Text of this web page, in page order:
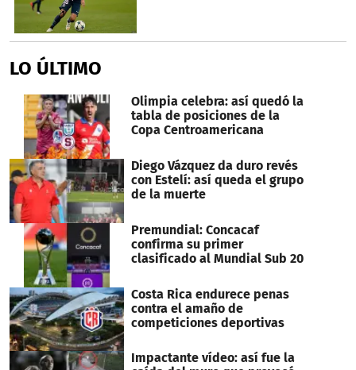
LO ÚLTIMO
Olimpia celebra: así quedó la
tabla de posiciones de la
Copa Centroamericana
Diego Vázquez da duro revés
con Estelí: así queda el grupo
de la muerte
Premundial: Concacaf
confirma su primer
clasificado al Mundial Sub 20
Costa Rica endurece penas
contra el amaño de
competiciones deportivas
Impactante vídeo: así fue la